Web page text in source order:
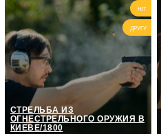
1 чел. / На
собственном авто/2
часа
3 500
грн
1 чел. / Курс
экстремального
вождения/6 занятий
по 2 часа
21 000
грн
HIT
ДРУГУ
СТРЕЛЬБА ИЗ
ОГНЕСТРЕЛЬНОГО ОРУЖИЯ В
КИЕВЕ/1800